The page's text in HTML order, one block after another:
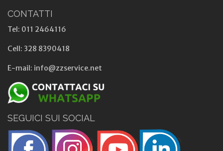
CONTATTI
Tel: 011 2464116
Cell: 328 8390418
E-mail: info@zzservice.net
SEGUICI SUI SOCIAL